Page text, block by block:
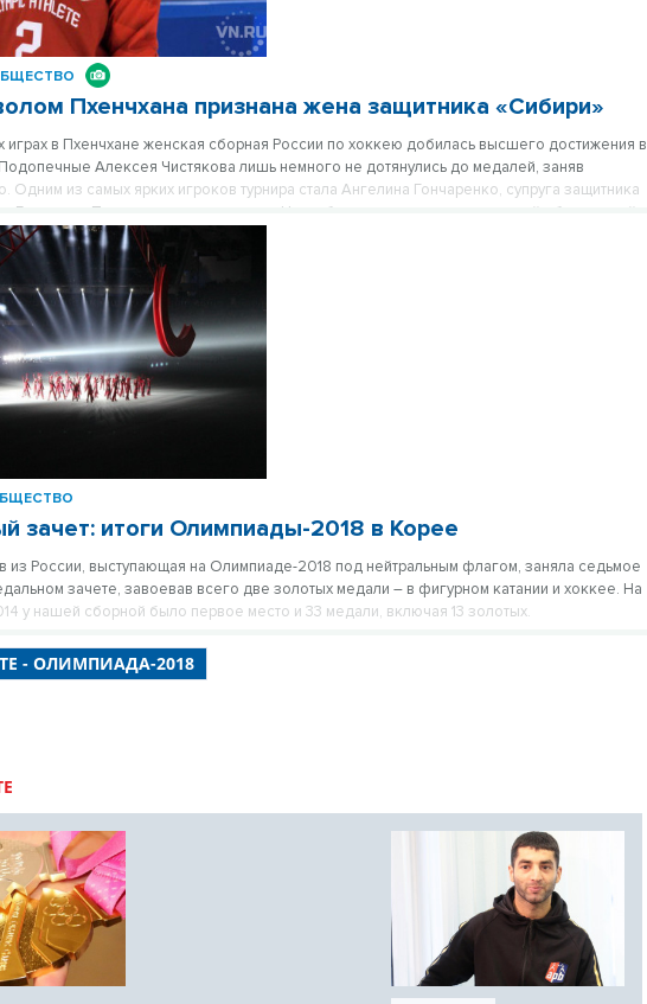
Пхенчхана признана жена защитника «Сибири»
играх в Пхенчхане женская сборная России по хоккею добилась высшего достижения в
Алексея Чистякова лишь немного не дотянулись до медалей, заняв
Одним из самых ярких игроков турнира стала Ангелина Гончаренко, супруга защитника
Ермакова. По внешности – уж точно. Наши болельщики присвоили своей обаятельной
негласное звание хоккейной королевы красоты.
зачет: итоги Олимпиады-2018 в Корее
из России, выступающая на Олимпиаде-2018 под нейтральным флагом, заняла седьмое
зачете, завоевав всего две золотых медали – в фигурном катании и хоккее. На
у нашей сборной было первое место и 33 медали, включая 13 золотых.
- ОЛИМПИАДА-2018